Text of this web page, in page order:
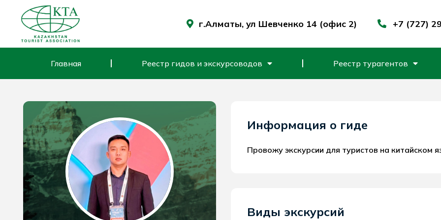
Перейти
содержимому
г.Алматы, ул Шевченко 14 (офис 2) +7 (727)
Главная Реестр гидов и экскурсоводов Реестр турагентов
Информация о гиде
Провожу экскурсии для туристов на китайском
Виды экскурсий